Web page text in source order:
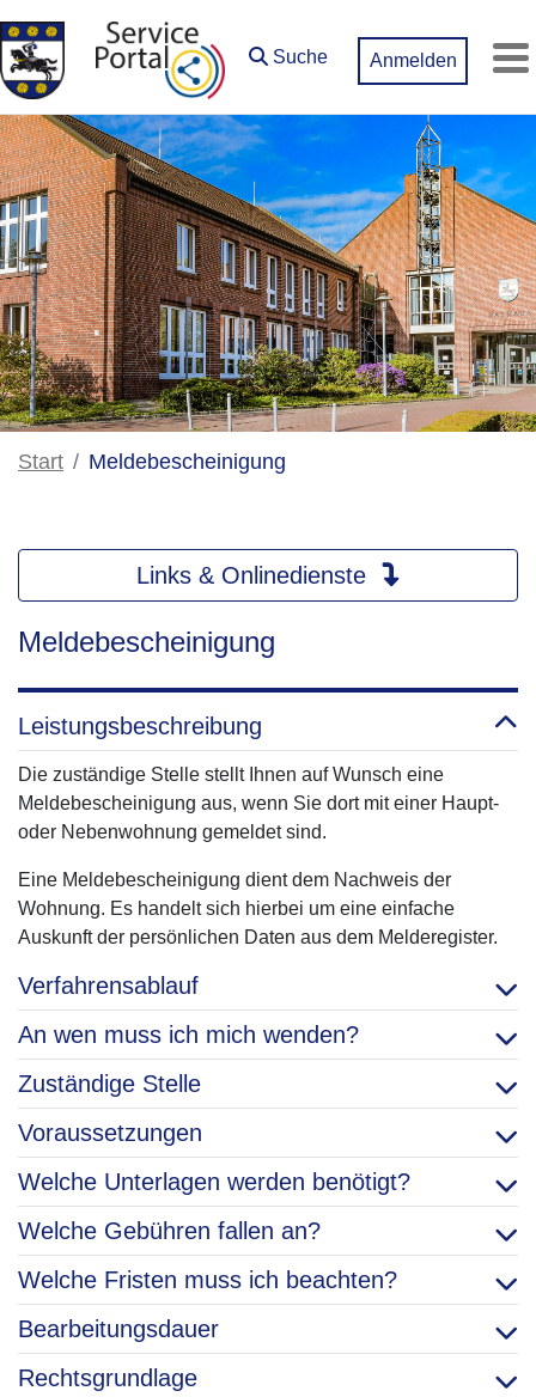
Zum Hauptinhalt springen
Suche Anmelden
Start Meldebescheinigung
Links & Onlinedienste
Meldebescheinigung
Leistungsbeschreibung
Die zuständige Stelle stellt Ihnen auf Wunsch eine
Meldebescheinigung aus, wenn Sie dort mit einer Haupt-
oder Nebenwohnung gemeldet sind.
Eine Meldebescheinigung dient dem Nachweis der
Wohnung. Es handelt sich hierbei um eine einfache
Auskunft der persönlichen Daten aus dem Melderegister.
Verfahrensablauf
An wen muss ich mich wenden?
Zuständige Stelle
Voraussetzungen
Welche Unterlagen werden benötigt?
Welche Gebühren fallen an?
Welche Fristen muss ich beachten?
Bearbeitungsdauer
Rechtsgrundlage